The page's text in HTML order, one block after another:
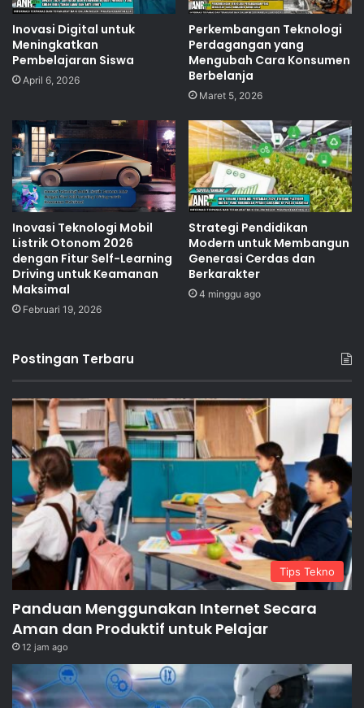
Inovasi Digital untuk
Meningkatkan
Pembelajaran Siswa
April 6, 2026
Perkembangan Teknologi
Perdagangan yang
Mengubah Cara Konsumen
Berbelanja
Maret 5, 2026
Inovasi Teknologi Mobil
Listrik Otonom 2026
dengan Fitur Self-Learning
Driving untuk Keamanan
Maksimal
Februari 19, 2026
Strategi Pendidikan
Modern untuk Membangun
Generasi Cerdas dan
Berkarakter
4 minggu ago
Postingan Terbaru
Tips Tekno
Panduan Menggunakan Internet Secara
Aman dan Produktif untuk Pelajar
12 jam ago